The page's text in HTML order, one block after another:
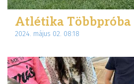
Atlétika Többpróba
2024. május 02. 08:18